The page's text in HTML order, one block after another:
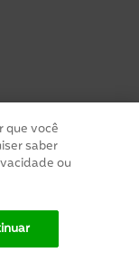
que você
saber
ou